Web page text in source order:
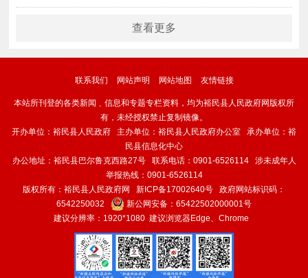
查看更多
联系我们 网站声明 网站地图 友情链接
本站所刊登的各类新闻﹑信息和专题专栏资料，均为裕民县人民政府网版权所
有，未经授权禁止复制镜像。
开办单位：裕民县人民政府 主办单位：裕民县人民政府办公室 承办单位：裕
民县信息化中心
办公地址：裕民县巴尔鲁克西路27号 联系电话：0901-6526114 涉未成年人
举报热线：0901-6526114
版权所有：裕民县人民政府网 新ICP备17002640号 政府网站标识码：
6542250032
新公网安备： 65422502000001号
建议分辨率：1920*1080 建议浏览器Edge、Chrome